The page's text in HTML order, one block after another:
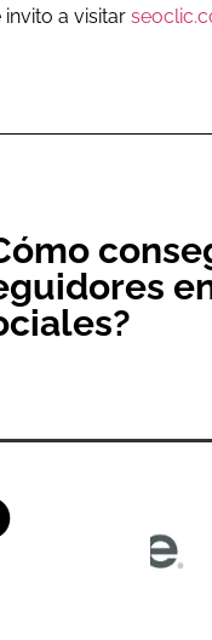
a visitar